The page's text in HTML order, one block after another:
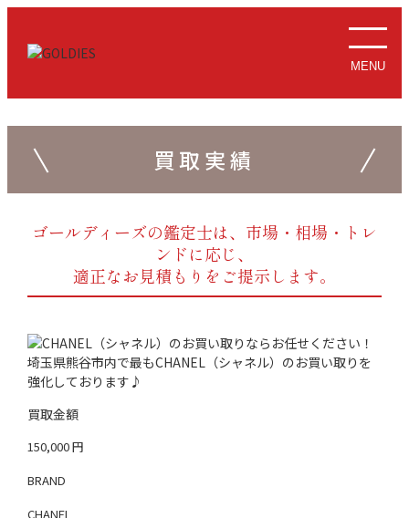
MENU
買取実績
ゴールディーズの鑑定士は、市場・相場・トレ
ンドに応じ、
適正なお見積もりをご提示します。
買取金額
150,000円
BRAND
CHANEL